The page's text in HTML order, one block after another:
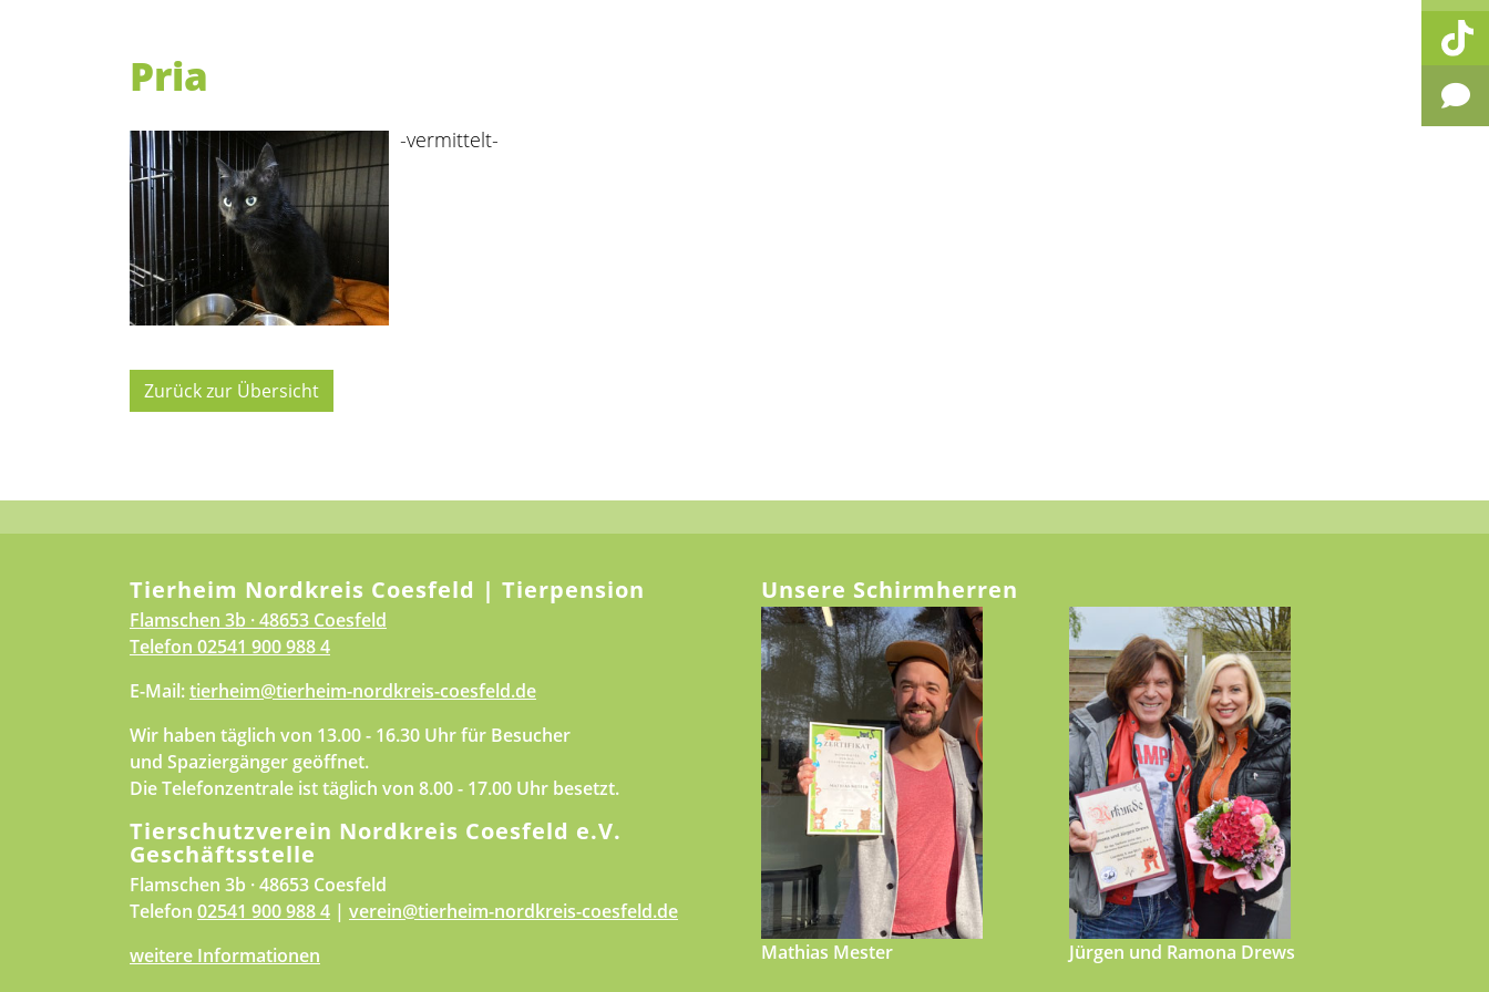
Pria
-vermittelt-
Zurück zur Übersicht
Tierheim Nordkreis Coesfeld | Tierpension
Flamschen 3b · 48653 Coesfeld
Telefon 02541 900 988 4
E-Mail:tierheim@tierheim-nordkreis-coesfeld.de
Wir haben täglich von 13.00 - 16.30 Uhr für Besucher
und Spaziergänger geöffnet.
Die Telefonzentrale ist täglich von 8.00 - 17.00 Uhr besetzt.
Tierschutzverein Nordkreis Coesfeld e.V.
Geschäftsstelle
Flamschen 3b · 48653 Coesfeld
Telefon 02541 900 988 4 | verein@tierheim-nordkreis-coesfeld.de
weitere Informationen
Unsere Schirmherren
Mathias Mester Jürgen und Ramona Drews